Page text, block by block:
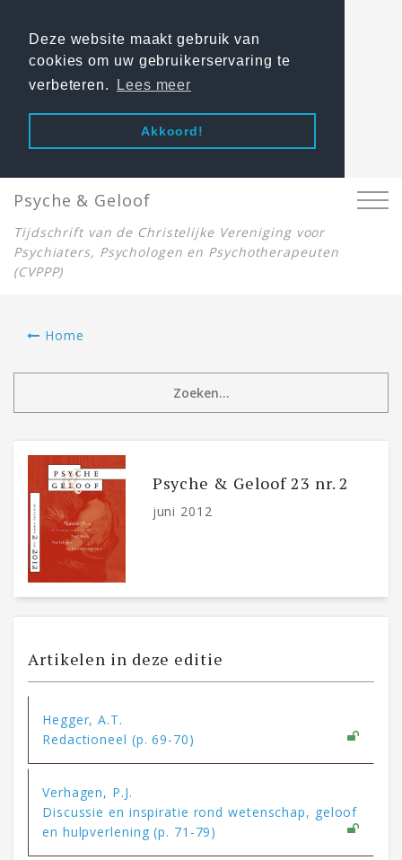
Deze website maakt gebruik van
cookies om uw gebruikerservaring te
verbeteren.
Lees meer
Akkoord!
Psyche & Geloof
Tijdschrift van de Christelijke Vereniging voor
Psychiaters, Psychologen en Psychotherapeuten
(CVPPP)
Home
Psyche & Geloof 23 nr. 2
juni 2012
Artikelen in deze editie
Hegger, A.T.
Redactioneel (p. 69-70)
Verhagen, P.J.
Discussie en inspiratie rond wetenschap, geloof
en hulpverlening (p. 71-79)